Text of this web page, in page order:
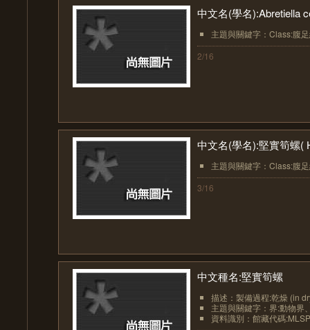
中文名(學名):Abretiella
主題與關鍵字：Class:腹
2/16
中文名(學名):堅實筍螺(
主題與關鍵字：Class:腹
3/16
中文種名:堅實筍螺
描述：製備過程:乾燥 (in
主題與關鍵字：界:動物界
資料識別：館藏代碼